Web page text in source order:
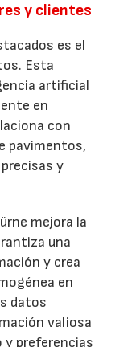
y clientes
es el
Esta
artificial
en
con
pavimentos,
y
mejora la
una
y crea
en
datos
valiosa
y preferencias